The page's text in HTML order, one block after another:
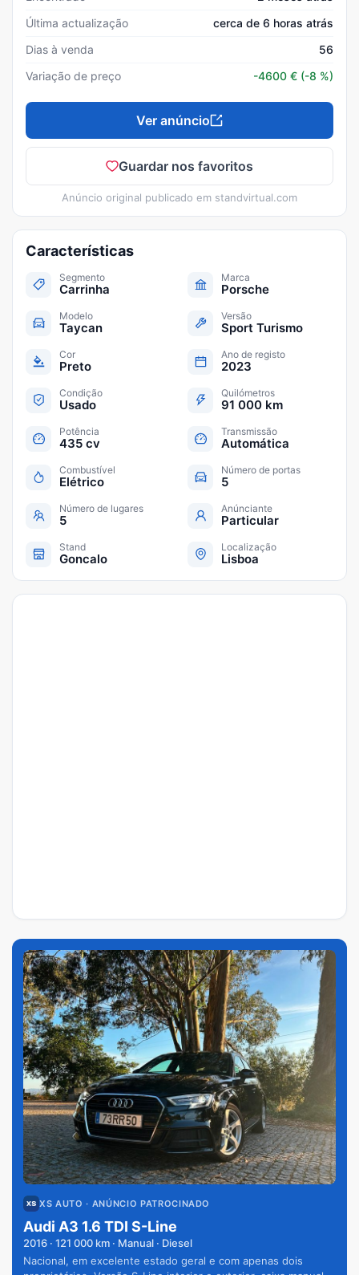
Última actualização
cerca de 6 horas atrás
Dias à venda
56
Variação de preço
-4600 € (-8 %)
Ver anúncio
Guardar nos favoritos
Anúncio original publicado em standvirtual.com
Características
Segmento
Carrinha
Marca
Porsche
Modelo
Taycan
Versão
Sport Turismo
Cor
Preto
Ano de registo
2023
Condição
Usado
Quilómetros
91 000 km
Potência
435 cv
Transmissão
Automática
Combustível
Elétrico
Número de portas
5
Número de lugares
5
Anúnciante
Particular
Stand
Goncalo
Localização
Lisboa
XS AUTO · ANÚNCIO PATROCINADO
Audi A3 1.6 TDI S-Line
2016 · 121 000 km · Manual · Diesel
Nacional, em excelente estado geral e com apenas dois